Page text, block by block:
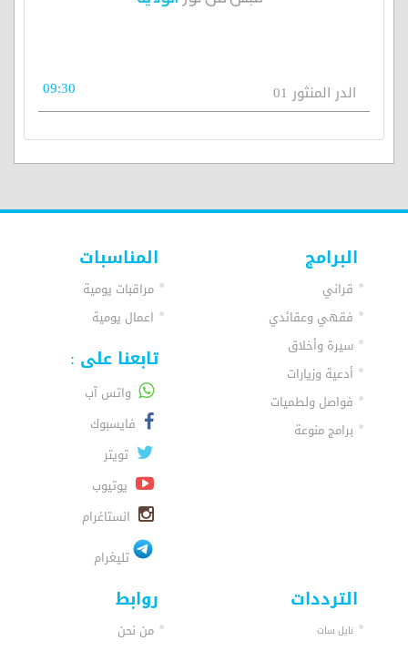
الدر المنثور 01 09:30
البرامج
قراني
فقهي وعقائدي
سيرة وأخلاق
أدعية وزيارات
فواصل ولطميات
برامج منوعة
المناسبات
مراقبات يومية
اعمال يومية
تابعنا على :
واتس آب
فايسبوك
تويتر
يوتيوب
انستاغرام
تليغرام
الترددات
نايل سات
روابط
من نحن